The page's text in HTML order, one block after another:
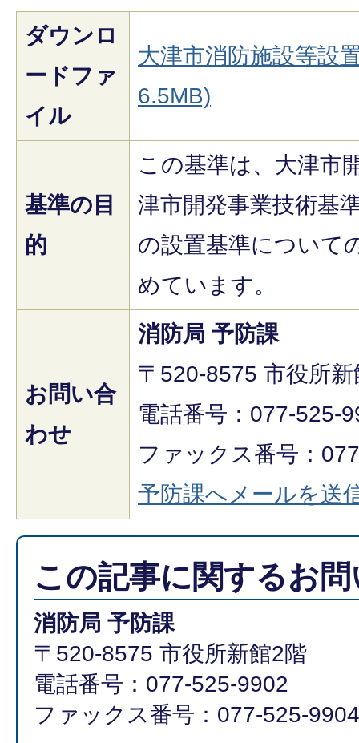
ダウンロ
ードファ
イル
大津市消防施設等設
6.5MB)
基準の目
的
この基準は、大津市
津市開発事業技術基
の設置基準について
めています。
お問い合
わせ
消防局 予防課
〒520-8575 市役所新
電話番号：077-525-
ファックス番号：
予防課へメールを送
この記事に関するお
消防局 予防課
〒520-8575 市役所新館2階
電話番号：077-525-9902
ファックス番号：077-525-9904